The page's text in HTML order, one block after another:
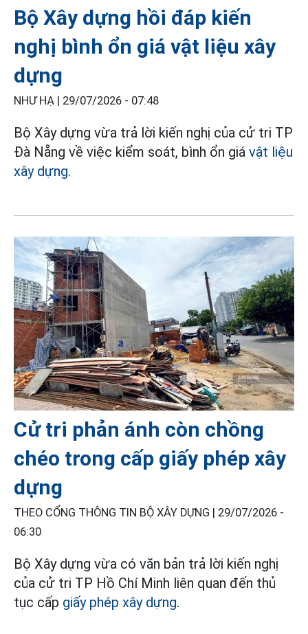
Bộ Xây dựng hồi đáp kiến
nghị bình ổn giá vật liệu xây
dựng
NHƯ HẠ | 29/07/2026 - 07:48
Bộ Xây dựng vừa trả lời kiến nghị của cử tri TP
Đà Nẵng về việc kiểm soát, bình ổn giá vật liệu
xây dựng.
Cử tri phản ánh còn chồng
chéo trong cấp giấy phép xây
dựng
THEO CỔNG THÔNG TIN BỘ XÂY DỰNG | 29/07/2026 -
06:30
Bộ Xây dựng vừa có văn bản trả lời kiến nghị
của cử tri TP Hồ Chí Minh liên quan đến thủ
tục cấp giấy phép xây dựng.